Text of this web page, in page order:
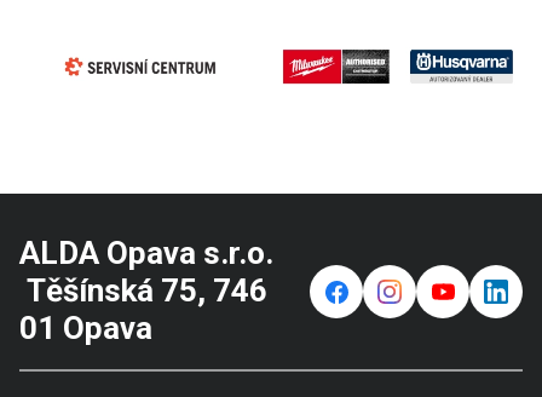
ALDA Opava s.r.o.
Těšínská 75, 746
01 Opava
f ⌁ y in